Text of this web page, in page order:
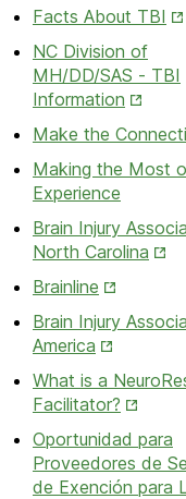
Facts About TBI
Tab
NC Division of
MH/DD/SAS - TBI
Information Opens
New
Tab
Make the
Making the Most
Experience
Brain Injury
North Carolina
Tab
Brainline Opens
New
Tab
Brain Injury
America Opens
New
Tab
What is a
Facilitator? Opens
New
Tab
Oportunidad para
Proveedores de
de Exención para